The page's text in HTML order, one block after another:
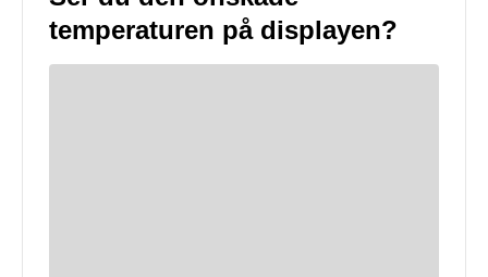
temperaturen på displayen?